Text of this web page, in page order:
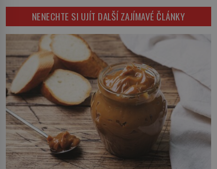
začne okamžitě produkovat vlastní
děsivé iluze. Představte si místnost,
kde zmizí veškerý šum světa. Žádné
auta, žádný šepot, nic. Místo
vytoužené oázy klidu však
okamžitě nastoupí hluboké
znepokojení. Lidská mysl je totiž
evolučně nastavena na neustálý
[…]
NENECHTE SI UJÍT DALŠÍ ZAJÍMAVÉ ČLÁNKY